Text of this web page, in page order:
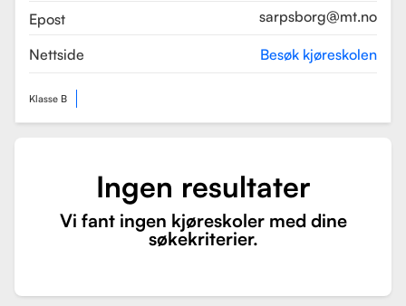
Epost
sarpsborg@mt.no
Nettside Besøk kjøreskolen
Klasse B
Ingen resultater
Vi fant ingen kjøreskoler med dine
søkekriterier.